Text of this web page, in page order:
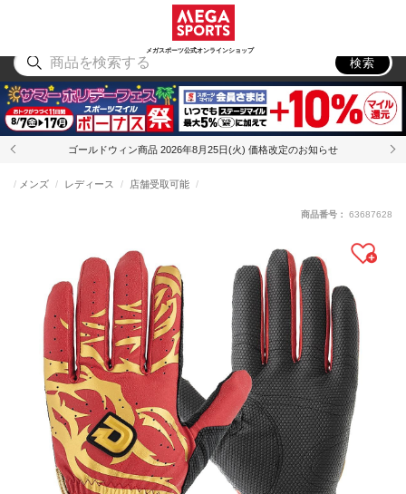
メガスポーツ公式オンラインショップ
アウトドア
検索
ゴールドウィン商品 2026年8月25日(火) 価格改定のお知らせ
メンズ レディース 店舗受取可能
商品番号： 63687628